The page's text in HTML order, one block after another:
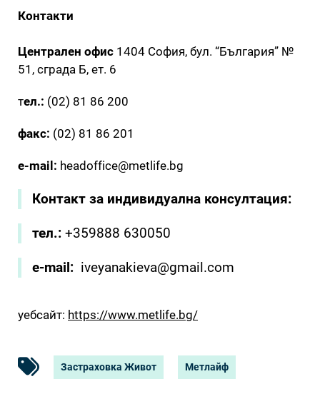
Контакти
Централен офис 1404 София, бул. “България” №
51, сграда Б, ет. 6
тел.: (02) 81 86 200
факс: (02) 81 86 201
e-mail: headoffice@metlife.bg
Контакт за индивидуална консултация:
тел.: +359888 630050
e-mail: iveyanakieva@gmail.com
уебсайт: https://www.metlife.bg/
Застраховка Живот Метлайф